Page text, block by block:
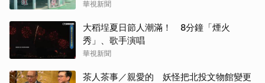
華視新聞
大稻埕夏日節人潮滿！ 8分鐘「煙火
秀」、歌手演唱
華視新聞
茶人茶事／親愛的 妖怪把北投文物館變更